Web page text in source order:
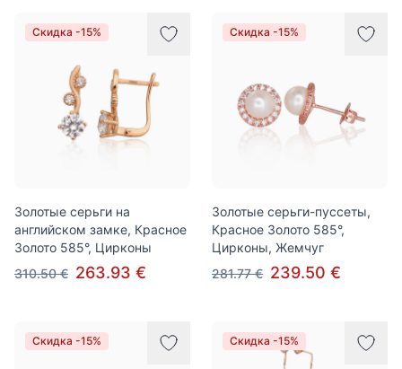
Скидка -15%
Золотые серьги на
английском замке, Красное
Золото 585°, Цирконы
310.50 € 263.93 €
Скидка -15%
Золотые серьги-пуссеты,
Красное Золото 585°,
Цирконы, Жемчуг
281.77 € 239.50 €
Скидка -15% Скидка -15%